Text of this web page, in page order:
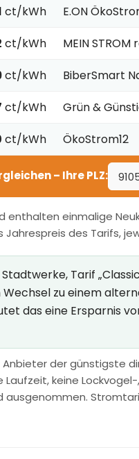
ct/kWh E.ON
ct/kWh MEIN
ct/kWh BiberSmart
ct/kWh Grün &
ct/kWh ÖkoStrom12
– Ihre PLZ:
enthalten einmalige
des Tarifs,
Tarif
zu einem
das eine Ersparnis
der günstigste
keine